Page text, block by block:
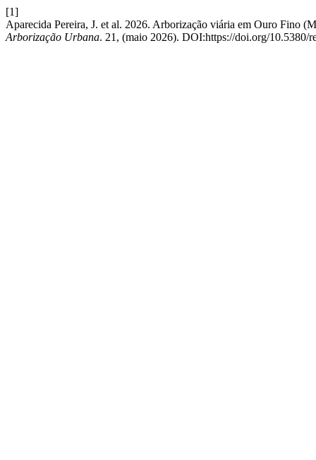
[1]
Aparecida Pereira, J. et al. 2026. Arborização viária em Ouro Fino
Arborização Urbana. 21, (maio 2026). DOI:https://doi.org/10.5380/